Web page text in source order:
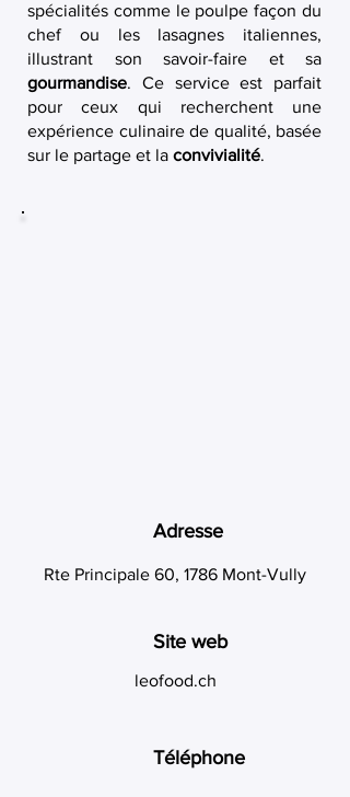
spécialités comme le poulpe façon du
chef ou les lasagnes italiennes,
illustrant son savoir-faire et sa
gourmandise. Ce service est parfait
pour ceux qui recherchent une
expérience culinaire de qualité, basée
sur le partage et la convivialité.
Adresse
Rte Principale 60, 1786 Mont-Vully
Site web
leofood.ch
Téléphone